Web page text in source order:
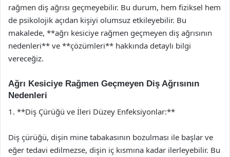
rağmen diş ağrısı geçmeyebilir. Bu durum, hem fiziksel hem
de psikolojik açıdan kişiyi olumsuz etkileyebilir. Bu
makalede, **ağrı kesiciye rağmen geçmeyen diş ağrısının
nedenleri** ve **çözümleri** hakkında detaylı bilgi
vereceğiz.
Ağrı Kesiciye Rağmen Geçmeyen Diş Ağrısının
Nedenleri
1. **Diş Çürüğü ve İleri Düzey Enfeksiyonlar:**
Diş çürüğü, dişin mine tabakasının bozulması ile başlar ve
eğer tedavi edilmezse, dişin iç kısmına kadar ilerleyebilir. Bu